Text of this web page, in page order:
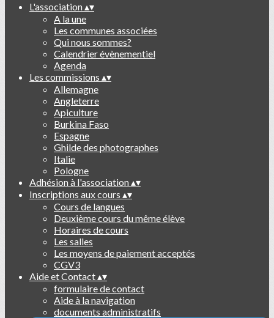
L'association▴▾
A la une
Les communes associées
Qui nous sommes?
Calendrier évènementiel
Agenda
Les commissions ▴▾
Allemagne
Angleterre
Apiculture
Burkina Faso
Espagne
Ghilde des photographes
Italie
Pologne
Adhésion à l'association▴▾
Inscriptions aux cours ▴▾
Cours de langues
Deuxième cours du même élève
Horaires de cours
Les salles
Les moyens de paiement acceptés
CGV3
Aide et Contact▴▾
formulaire de contact
Aide à la navigation
documents administratifs